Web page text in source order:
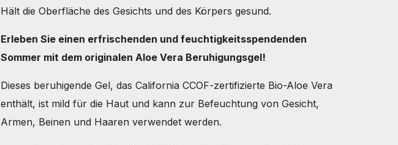
Hält die Oberfläche des Gesichts und des Körpers gesund.
Erleben Sie einen erfrischenden und feuchtigkeitsspendenden
Sommer mit dem originalen Aloe Vera Beruhigungsgel!
Dieses beruhigende Gel, das California CCOF-zertifizierte Bio-Aloe Vera
enthält, ist mild für die Haut und kann zur Befeuchtung von Gesicht,
Armen, Beinen und Haaren verwendet werden.